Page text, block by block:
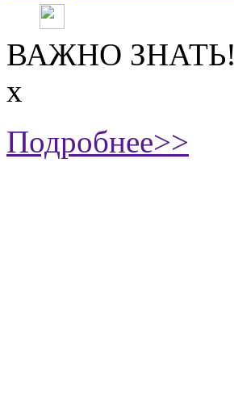
ВАЖНО ЗНАТЬ!
х
Подробнее>>